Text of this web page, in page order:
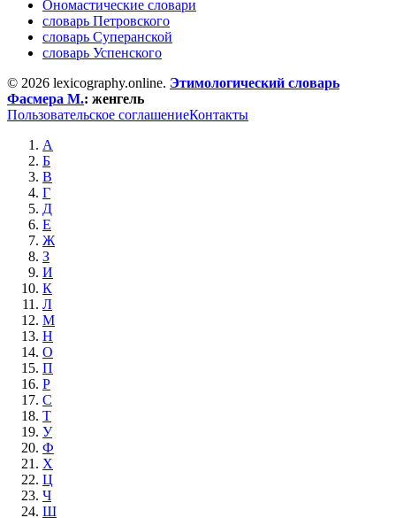
Ономастические словари
словарь Петровского
словарь Суперанской
словарь Успенского
© 2026 lexicography.online. Этимологический словарь
Фасмера М.: женгель
Пользовательское соглашениеКонтакты
А
Б
В
Г
Д
Е
Ж
З
И
К
Л
М
Н
О
П
Р
С
Т
У
Ф
Х
Ц
Ч
Ш